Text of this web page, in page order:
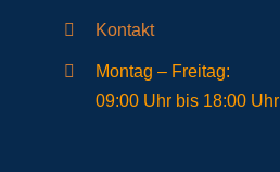
Kontakt
Montag – Freitag:
09:00 Uhr bis 18:00 Uhr